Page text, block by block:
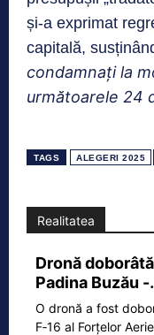
și-a exprimat
capitală,
condamnați la
următoarele 24
TAGS ALEGERI 2025
Realitatea
Dronă
Padina Buzău
O dronă a fost
F‑16 al Forțelor